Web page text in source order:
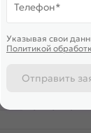
Телефон*
Указывая свои
Политикой
Отправить